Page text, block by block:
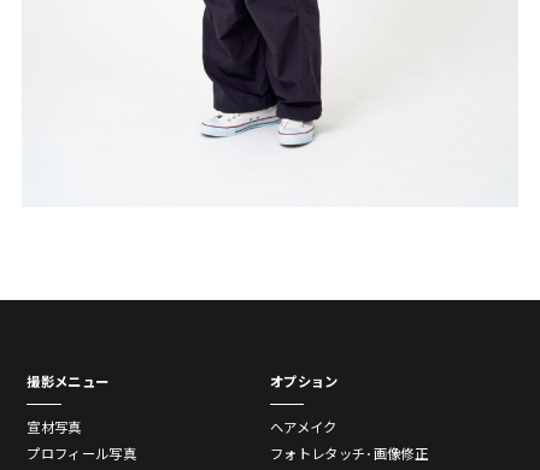
撮影メニュー
宣材写真
プロフィール写真
オプション
ヘアメイク
フォトレタッチ･画像修正